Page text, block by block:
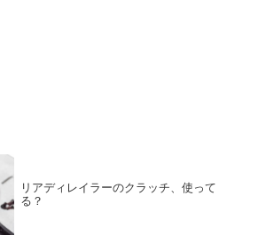
リアディレイラーのクラッチ、使って
る？